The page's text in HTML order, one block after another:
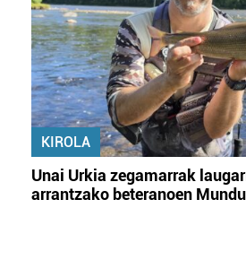
KIROLA
Unai Urkia zegamarrak
arrantzako beteranoen